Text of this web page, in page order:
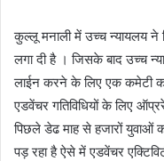
कुल्लू मनाली में उच्च न्यायलय ने
लगा दी है । जिसके बाद उच्च
लाईन करने के लिए एक कमेटी
एडवेंचर गतिविधियों के लिए
पिछले डेढ माह से हजारों युवाओं
पड़ रहा है ऐसे में एडवेंचर